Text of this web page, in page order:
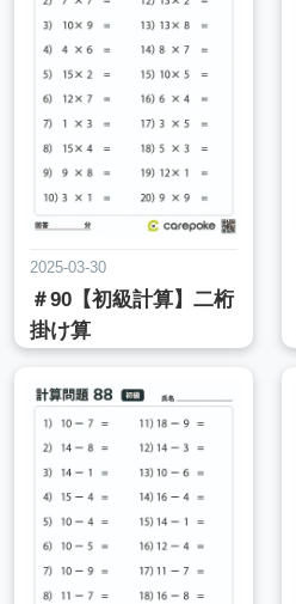
2025-03-30
＃90【初級計算】二桁
掛け算